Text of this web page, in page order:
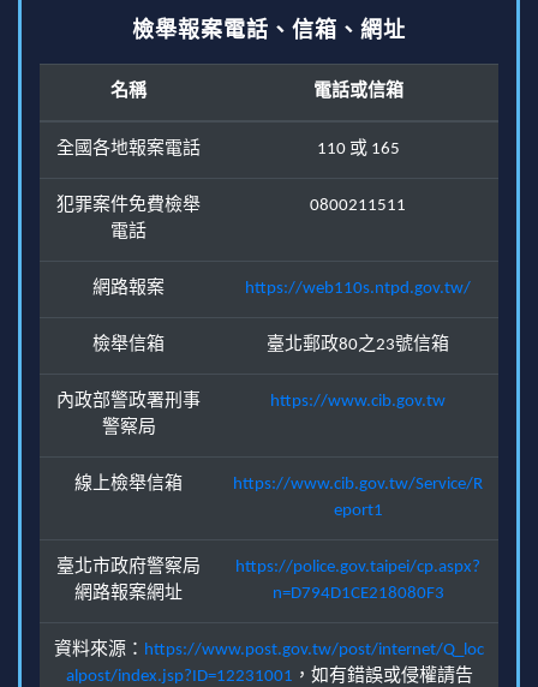
檢舉報案電話、信箱、網址
名稱 電話或信箱
全國各地報案電話 110 或 165
犯罪案件免費檢舉
電話
0800211511
網路報案 https://web110s.ntpd.gov.tw/
檢舉信箱 臺北郵政80之23號信箱
內政部警政署刑事
警察局
https://www.cib.gov.tw
線上檢舉信箱
https://www.cib.gov.tw/Service/R
eport1
臺北市政府警察局
網路報案網址
https://police.gov.taipei/cp.aspx?
n=D794D1CE218080F3
資料來源： https://www.post.gov.tw/post/internet/Q_loc
alpost/index.jsp?ID=12231001 ，如有錯誤或侵權請告